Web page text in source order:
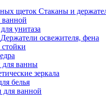
Стаканы и
унитаза
Держатели освежителя, фена
ванны
зеркала
белья
для ванной